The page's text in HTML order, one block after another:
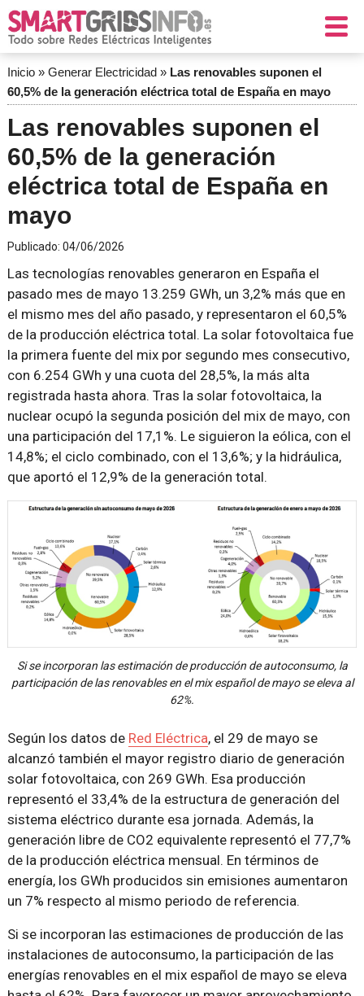
Inicio» Generar Electricidad» Las renovables suponen el
60,5% de la generación eléctrica total de España en mayo
Las renovables suponen el
60,5% de la generación
eléctrica total de España en
mayo
Publicado: 04/06/2026
Las tecnologías renovables generaron en España el
pasado mes de mayo 13.259 GWh, un 3,2% más que en
el mismo mes del año pasado, y representaron el 60,5%
de la producción eléctrica total. La solar fotovoltaica fue
la primera fuente del mix por segundo mes consecutivo,
con 6.254 GWh y una cuota del 28,5%, la más alta
registrada hasta ahora. Tras la solar fotovoltaica, la
nuclear ocupó la segunda posición del mix de mayo, con
una participación del 17,1%. Le siguieron la eólica, con el
14,8%; el ciclo combinado, con el 13,6%; y la hidráulica,
que aportó el 12,9% de la generación total.
Si se incorporan las estimación de producción de autoconsumo, la
participación de las renovables en el mix español de mayo se eleva al
62%.
Según los datos de Red Eléctrica, el 29 de mayo se
alcanzó también el mayor registro diario de generación
solar fotovoltaica, con 269 GWh. Esa producción
representó el 33,4% de la estructura de generación del
sistema eléctrico durante esa jornada. Además, la
generación libre de CO2 equivalente representó el 77,7%
de la producción eléctrica mensual. En términos de
energía, los GWh producidos sin emisiones aumentaron
un 7% respecto al mismo periodo de referencia.
Si se incorporan las estimaciones de producción de las
instalaciones de autoconsumo, la participación de las
energías renovables en el mix español de mayo se eleva